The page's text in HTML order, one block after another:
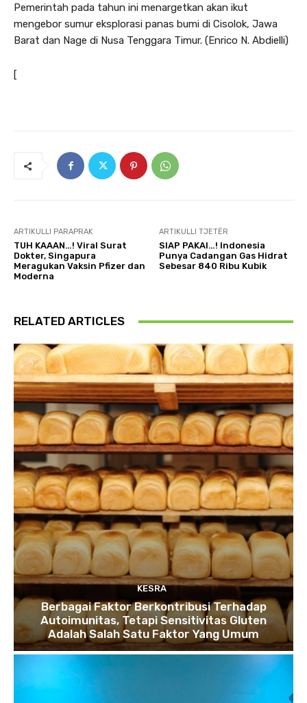
Pemerintah pada tahun ini menargetkan akan ikut
mengebor sumur eksplorasi panas bumi di Cisolok, Jawa
Barat dan Nage di Nusa Tenggara Timur. (Enrico N. Abdielli)
[
ARTIKULLI PARAPRAK
TUH KAAAN…! Viral Surat
Dokter, Singapura
Meragukan Vaksin Pfizer dan
Moderna
ARTIKULLI TJETËR
SIAP PAKAI…! Indonesia
Punya Cadangan Gas Hidrat
Sebesar 840 Ribu Kubik
RELATED ARTICLES
KESRA
Berbagai Faktor Berkontribusi Terhadap
Autoimunitas, Tetapi Sensitivitas Gluten
Adalah Salah Satu Faktor Yang Umum